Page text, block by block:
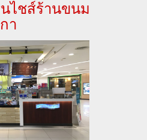
ไชส์ร้านขนม
า